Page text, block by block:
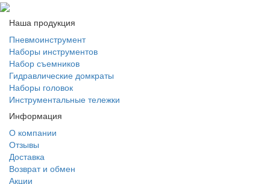
Наша продукция
Пневмоинструмент
Наборы инструментов
Набор съемников
Гидравлические домкраты
Наборы головок
Инструментальные тележки
Информация
О компании
Отзывы
Доставка
Возврат и обмен
Акции